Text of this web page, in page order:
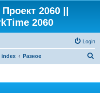
2060 ||
2060
Login
index Разное